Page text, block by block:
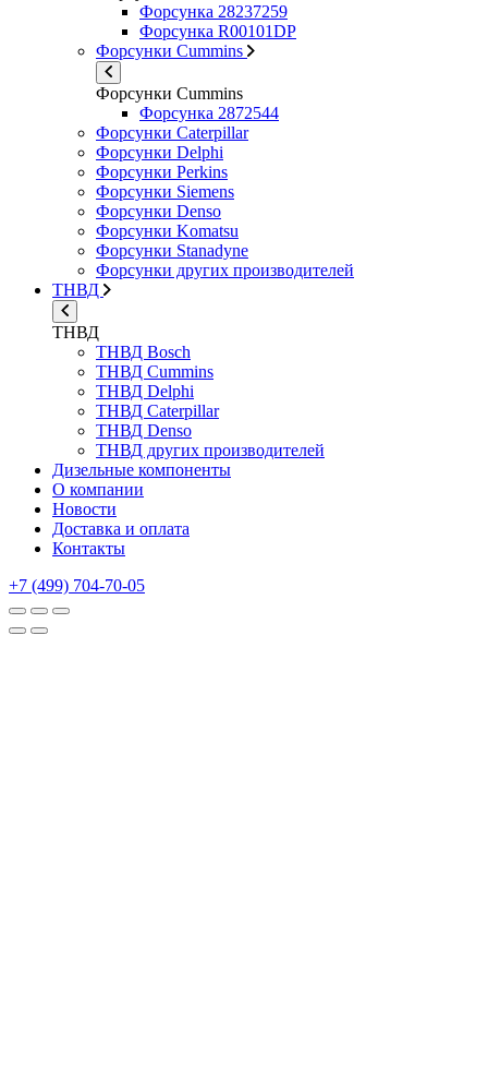
Форсунка 28237259
Форсунка R00101DP
Форсунки Cummins
Форсунки Cummins
Форсунка 2872544
Форсунки Caterpillar
Форсунки Delphi
Форсунки Perkins
Форсунки Siemens
Форсунки Denso
Форсунки Komatsu
Форсунки Stanadyne
Форсунки других производителей
ТНВД
ТНВД
ТНВД Bosch
ТНВД Cummins
ТНВД Delphi
ТНВД Caterpillar
ТНВД Denso
ТНВД других производителей
Дизельные компоненты
О компании
Новости
Доставка и оплата
Контакты
+7 (499) 704-70-05